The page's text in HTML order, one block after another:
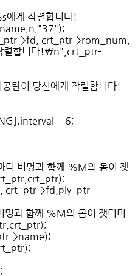
게 작렬합니다!
>fd, crt_ptr->rom_num,
합니다!\n",crt_ptr-
이 당신에게 작렬합니다!
= 6;
명과 함께 %M의 몸이 잿
>fd,ply_ptr-
께 %M의 몸이 잿더미